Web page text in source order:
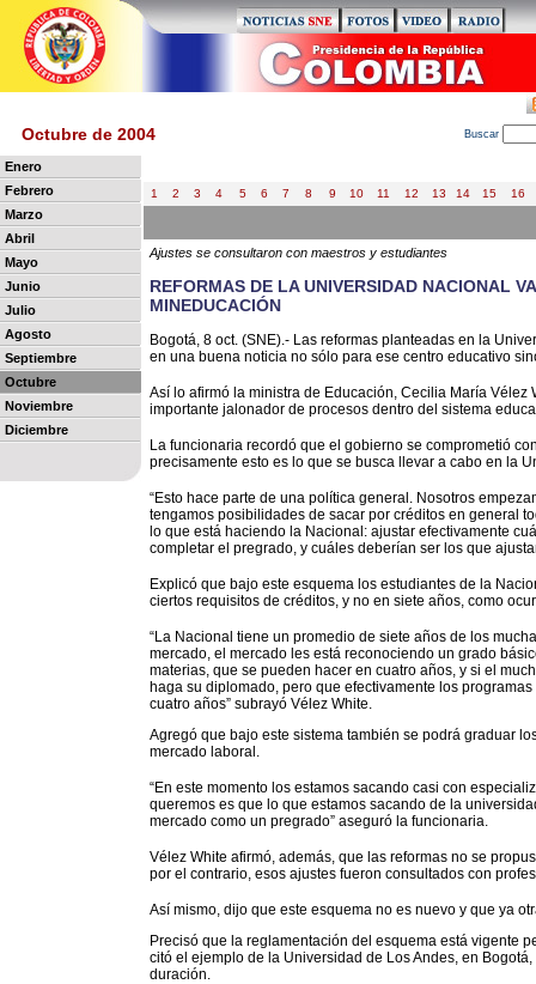
Octubre de 2004 Buscar
Enero
Febrero
Marzo
Abril
Mayo
Junio
Julio
Agosto
Septiembre
Octubre
Noviembre
Diciembre
1 2 3 4 5 6 7 8 9 10 11 12 13 14 15 16
Ajustes se consultaron con maestros y estudiantes
REFORMAS DE LA UNIVERSIDAD NACIONAL
MINEDUCACIÓN
Bogotá, 8 oct. (SNE).- Las reformas planteadas en la
en una buena noticia no sólo para ese centro educativo
Así lo afirmó la ministra de Educación, Cecilia María
importante jalonador de procesos dentro del sistema
La funcionaria recordó que el gobierno se comprometió
precisamente esto es lo que se busca llevar a cabo en la
“Esto hace parte de una política general. Nosotros
tengamos posibilidades de sacar por créditos en general
lo que está haciendo la Nacional: ajustar efectivamente
completar el pregrado, y cuáles deberían ser los que
Explicó que bajo este esquema los estudiantes de la
ciertos requisitos de créditos, y no en siete años, como
“La Nacional tiene un promedio de siete años de los
mercado, el mercado les está reconociendo un grado
materias, que se pueden hacer en cuatro años, y si el
haga su diplomado, pero que efectivamente los
cuatro años” subrayó Vélez White.
Agregó que bajo este sistema también se podrá graduar
mercado laboral.
“En este momento los estamos sacando casi con
queremos es que lo que estamos sacando de la
mercado como un pregrado” aseguró la funcionaria.
Vélez White afirmó, además, que las reformas no se
por el contrario, esos ajustes fueron consultados con
Así mismo, dijo que este esquema no es nuevo y que ya
Precisó que la reglamentación del esquema está vigente
citó el ejemplo de la Universidad de Los Andes, en
duración.